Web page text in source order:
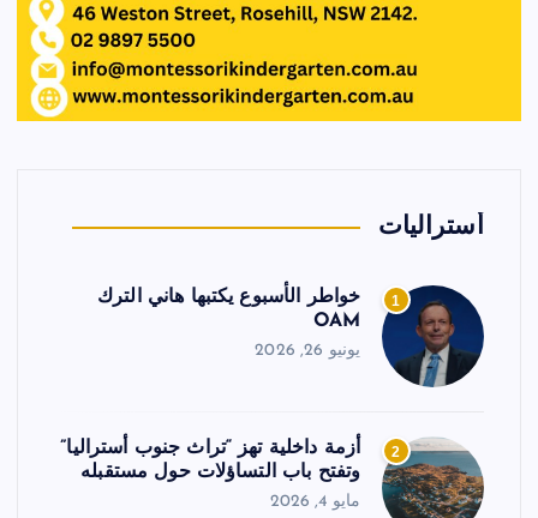
أستراليات
1
خواطر الأسبوع يكتبها هاني الترك
OAM
يونيو 26, 2026
2
أزمة داخلية تهز “تراث جنوب أستراليا”
وتفتح باب التساؤلات حول مستقبله
مايو 4, 2026